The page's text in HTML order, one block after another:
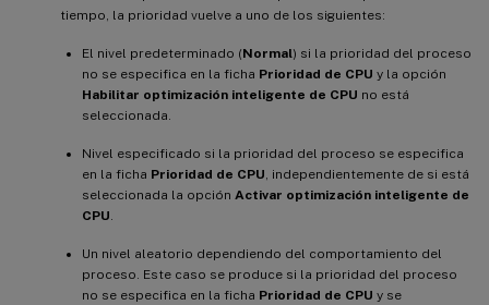
tiempo, la prioridad vuelve a uno de los siguientes:
El nivel predeterminado (Normal) si la prioridad del proceso
no se especifica en la ficha Prioridad de CPU y la opción
Habilitar optimización inteligente de CPU no está
seleccionada.
Nivel especificado si la prioridad del proceso se especifica
en la ficha Prioridad de CPU , independientemente de si está
seleccionada la opción Activar optimización inteligente de
CPU
Un nivel aleatorio dependiendo del comportamiento del
proceso. Este caso se produce si la prioridad del proceso
no se especifica en la ficha Prioridad de CPU y se